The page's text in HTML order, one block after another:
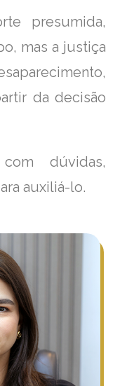
presumida,
mas a justiça
da decisão
dúvidas,
auxiliá-lo.